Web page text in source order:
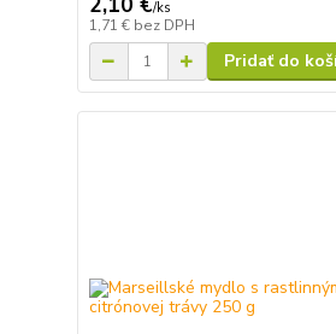
/ks
1,71 € bez DPH
Pridať do